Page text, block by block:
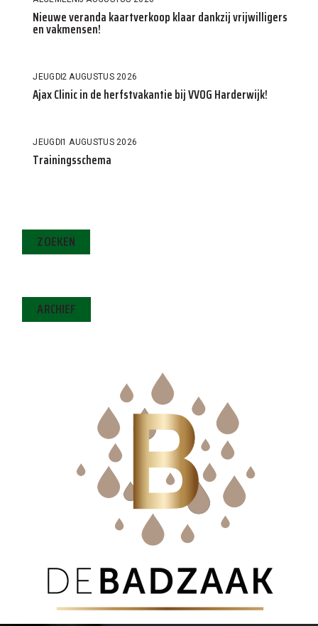
Nieuwe veranda kaartverkoop klaar dankzij vrijwilligers
en vakmensen!
JEUGD2 AUGUSTUS 2026
Ajax Clinic in de herfstvakantie bij VVOG Harderwijk!
JEUGD1 AUGUSTUS 2026
Trainingsschema
ZOEKEN
ARCHIEF